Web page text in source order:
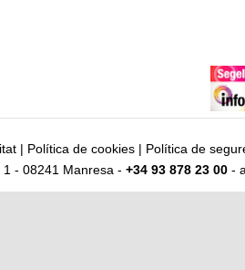
| Política de cookies | Política de
- 08241 Manresa - +34 93 878 23 00 -